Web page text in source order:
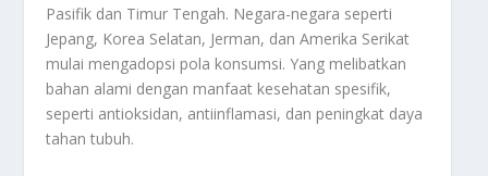
Pasifik dan Timur Tengah. Negara-negara seperti
Jepang, Korea Selatan, Jerman, dan Amerika Serikat
mulai mengadopsi pola konsumsi. Yang melibatkan
bahan alami dengan manfaat kesehatan spesifik,
seperti antioksidan, antiinflamasi, dan peningkat daya
tahan tubuh.